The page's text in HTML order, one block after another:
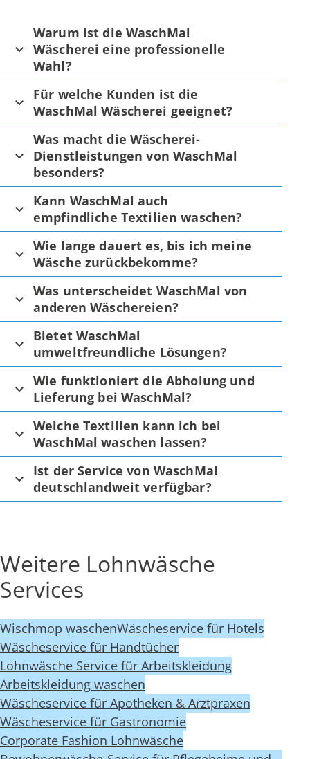
Warum ist die WaschMal
Wäscherei eine professionelle
Wahl?
Für welche Kunden ist die
WaschMal Wäscherei geeignet?
Was macht die Wäscherei-
Dienstleistungen von WaschMal
besonders?
Kann WaschMal auch
empfindliche Textilien waschen?
Wie lange dauert es, bis ich meine
Wäsche zurückbekomme?
Was unterscheidet WaschMal von
anderen Wäschereien?
Bietet WaschMal
umweltfreundliche Lösungen?
Wie funktioniert die Abholung und
Lieferung bei WaschMal?
Welche Textilien kann ich bei
WaschMal waschen lassen?
Ist der Service von WaschMal
deutschlandweit verfügbar?
Weitere Lohnwäsche
Services
Wischmop waschenWäscheservice für Hotels
Wäscheservice für Handtücher
Lohnwäsche Service für Arbeitskleidung
Arbeitskleidung waschen
Wäscheservice für Apotheken & Arztpraxen
Wäscheservice für Gastronomie
Corporate Fashion Lohnwäsche